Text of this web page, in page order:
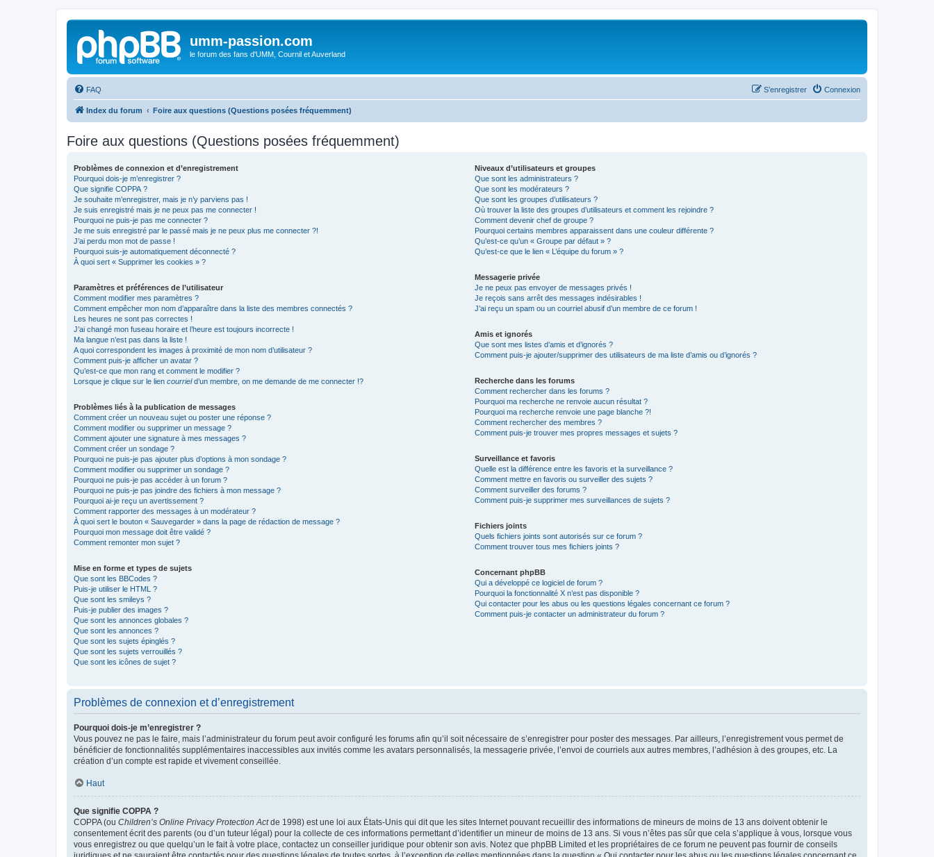
umm-passion.com
le forum des fans d'UMM, Cournil et Auverland
FAQ Connexion
S’enregistrer
Index du forum Foire aux questions (Questions posées fréquemment)
Foire aux questions (Questions posées fréquemment)
Problèmes de connexion et d’enregistrement
Pourquoi dois-je m’enregistrer ?
Que signifie COPPA ?
Je souhaite m’enregistrer, mais je n’y parviens pas !
Je suis enregistré mais je ne peux pas me connecter !
Pourquoi ne puis-je pas me connecter ?
Je me suis enregistré par le passé mais je ne peux plus me connecter ?!
J’ai perdu mon mot de passe !
Pourquoi suis-je automatiquement déconnecté ?
À quoi sert « Supprimer les cookies » ?
Paramètres et préférences de l’utilisateur
Comment modifier mes paramètres ?
Comment empêcher mon nom d’apparaître dans la liste des membres connectés ?
Les heures ne sont pas correctes !
J’ai changé mon fuseau horaire et l’heure est toujours incorrecte !
Ma langue n’est pas dans la liste !
A quoi correspondent les images à proximité de mon nom d’utilisateur ?
Comment puis-je afficher un avatar ?
Qu’est-ce que mon rang et comment le modifier ?
Lorsque je clique sur le lien courrield’un membre, on me demande de me connecter !?
Problèmes liés à la publication de messages
Comment créer un nouveau sujet ou poster une réponse ?
Comment modifier ou supprimer un message ?
Comment ajouter une signature à mes messages ?
Comment créer un sondage ?
Pourquoi ne puis-je pas ajouter plus d’options à mon sondage ?
Comment modifier ou supprimer un sondage ?
Pourquoi ne puis-je pas accéder à un forum ?
Pourquoi ne puis-je pas joindre des fichiers à mon message ?
Pourquoi ai-je reçu un avertissement ?
Comment rapporter des messages à un modérateur ?
À quoi sert le bouton « Sauvegarder » dans la page de rédaction de message ?
Pourquoi mon message doit être validé ?
Comment remonter mon sujet ?
Mise en forme et types de sujets
Que sont les BBCodes ?
Puis-je utiliser le HTML ?
Que sont les smileys ?
Puis-je publier des images ?
Que sont les annonces globales ?
Que sont les annonces ?
Que sont les sujets épinglés ?
Que sont les sujets verrouillés ?
Que sont les icônes de sujet ?
Niveaux d’utilisateurs et groupes
Que sont les administrateurs ?
Que sont les modérateurs ?
Que sont les groupes d’utilisateurs ?
Où trouver la liste des groupes d’utilisateurs et comment les rejoindre ?
Comment devenir chef de groupe ?
Pourquoi certains membres apparaissent dans une couleur différente ?
Qu’est-ce qu’un « Groupe par défaut » ?
Qu’est-ce que le lien « L’équipe du forum » ?
Messagerie privée
Je ne peux pas envoyer de messages privés !
Je reçois sans arrêt des messages indésirables !
J’ai reçu un spam ou un courriel abusif d’un membre de ce forum !
Amis et ignorés
Que sont mes listes d’amis et d’ignorés ?
Comment puis-je ajouter/supprimer des utilisateurs de ma liste d’amis ou d’ignorés ?
Recherche dans les forums
Comment rechercher dans les forums ?
Pourquoi ma recherche ne renvoie aucun résultat ?
Pourquoi ma recherche renvoie une page blanche ?!
Comment rechercher des membres ?
Comment puis-je trouver mes propres messages et sujets ?
Surveillance et favoris
Quelle est la différence entre les favoris et la surveillance ?
Comment mettre en favoris ou surveiller des sujets ?
Comment surveiller des forums ?
Comment puis-je supprimer mes surveillances de sujets ?
Fichiers joints
Quels fichiers joints sont autorisés sur ce forum ?
Comment trouver tous mes fichiers joints ?
Concernant phpBB
Qui a développé ce logiciel de forum ?
Pourquoi la fonctionnalité X n’est pas disponible ?
Qui contacter pour les abus ou les questions légales concernant ce forum ?
Comment puis-je contacter un administrateur du forum ?
Problèmes de connexion et d’enregistrement
Pourquoi dois-je m’enregistrer ?
Vous pouvez ne pas le faire, mais l’administrateur du forum peut avoir configuré les forums afin qu’il soit nécessaire de s’enregistrer pour poster des messages. Par ailleurs, l’enregistrement vous permet de
bénéficier de fonctionnalités supplémentaires inaccessibles aux invités comme les avatars personnalisés, la messagerie privée, l’envoi de courriels aux autres membres, l’adhésion à des groupes, etc. La
création d’un compte est rapide et vivement conseillée.
Haut
Que signifie COPPA ?
COPPA (ou Children’s Online Privacy Protection Actde 1998) est une loi aux États-Unis qui dit que les sites Internet pouvant recueillir des informations de mineurs de moins de 13 ans doivent obtenir le
consentement écrit des parents (ou d’un tuteur légal) pour la collecte de ces informations permettant d’identifier un mineur de moins de 13 ans. Si vous n’êtes pas sûr que cela s’applique à vous, lorsque vous
vous enregistrez ou que quelqu’un le fait à votre place, contactez un conseiller juridique pour obtenir son avis. Notez que phpBB Limited et les propriétaires de ce forum ne peuvent pas fournir de conseils